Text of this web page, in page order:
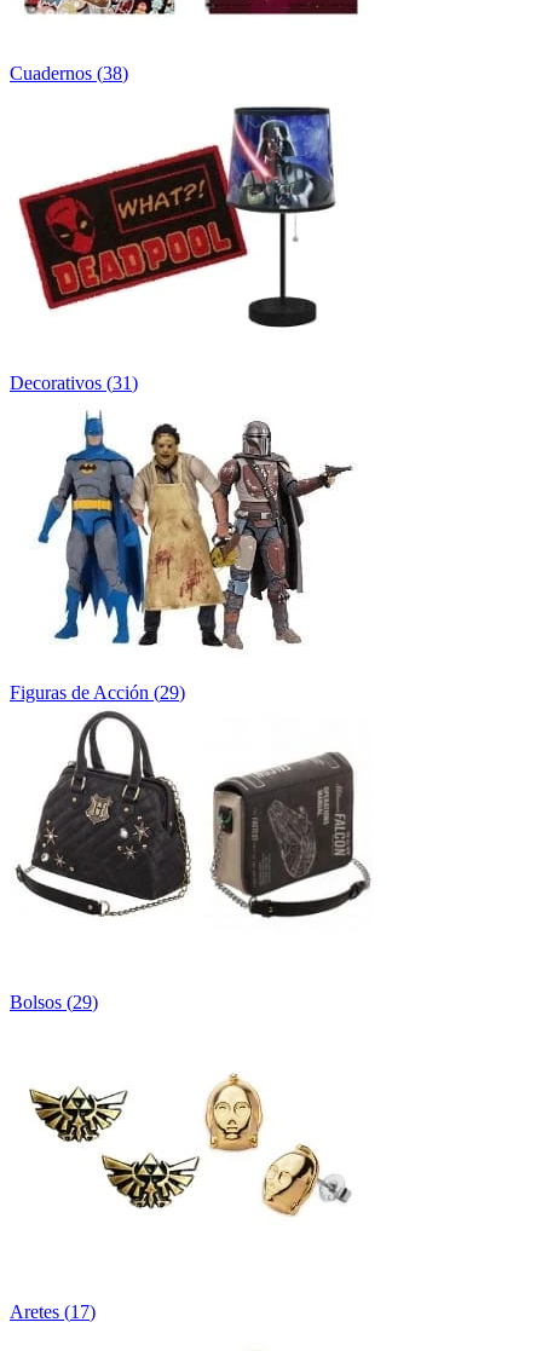
Cuadernos (38)
Decorativos (31)
Figuras de Acción (29)
Bolsos (29)
Aretes (17)